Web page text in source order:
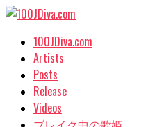
100JDiva.com
Artists
Posts
Release
Videos